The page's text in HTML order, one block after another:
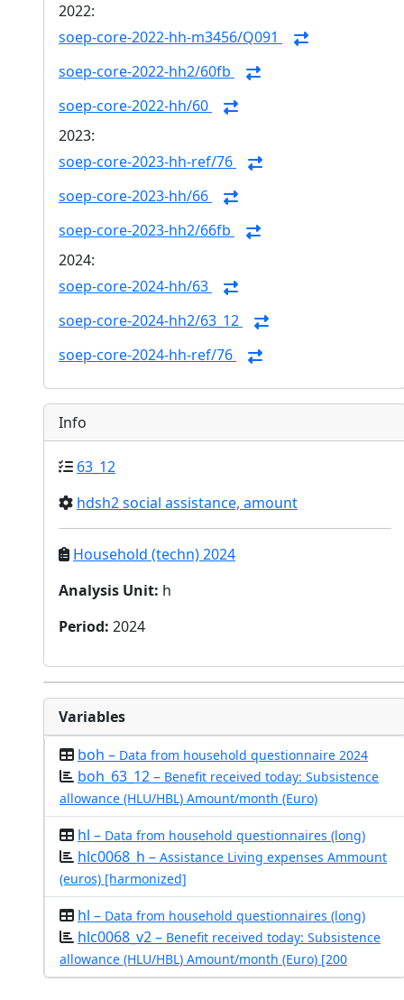
2022:
soep-core-2022-hh-m3456/Q091
soep-core-2022-hh2/60fb
soep-core-2022-hh/60
2023:
soep-core-2023-hh-ref/76
soep-core-2023-hh/66
soep-core-2023-hh2/66fb
2024:
soep-core-2024-hh/63
soep-core-2024-hh2/63_12
soep-core-2024-hh-ref/76
Info
63_12
hdsh2 social assistance, amount
Household (techn) 2024
Analysis Unit: h
Period: 2024
Variables
boh – Data from household questionnaire 2024
boh_63_12 – Benefit received today: Subsistence
allowance (HLU/HBL) Amount/month (Euro)
hl – Data from household questionnaires (long)
hlc0068_h – Assistance Living expenses Ammount
(euros) [harmonized]
hl – Data from household questionnaires (long)
hlc0068_v2 – Benefit received today: Subsistence
allowance (HLU/HBL) Amount/month (Euro) [200